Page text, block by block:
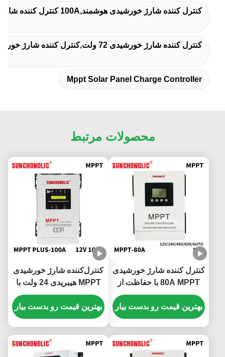
کنترل کننده شارژ خورشیدی هوشمند,100A کنترل کننده شارژ خورشیدی,Mppt کنترل کننده شارژ پنل خورشیدی
کنترل کننده شارژ خورشیدی 72 ولت,کنترل کننده شارژ خورشیدی ۷۲ ولت قابل مقیاس,محافظت از گرم شدن بیش از حد کنترل کننده شارژ خورشیدی 72 ولت
Mppt Solar Panel Charge Controller
محصولات مرتبط
کنترل کننده شارژ خورشیدی
80A MPPT با حفاظت از
شارژ بیش از حد و سازگاری
باتری 48 ولت
بهترین قیمت رو بدست بیار
کنترل‌کننده شارژ خورشیدی
MPPT هیبریدی 24 ولت با
جریان شارژ 100 آمپر و
عملکرد UPS برای
سیستم‌های خورشیدی DC
بهترین قیمت رو بدست بیار